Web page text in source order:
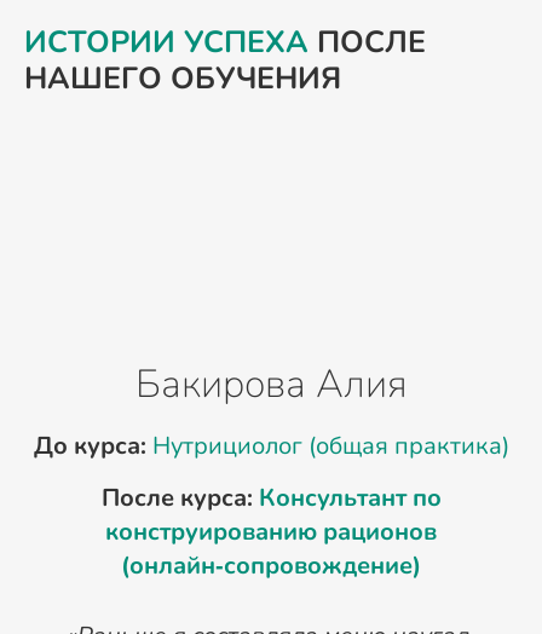
ИСТОРИИ УСПЕХА ПОСЛЕ
НАШЕГО ОБУЧЕНИЯ
Бакирова Алия
До курса: Нутрициолог (общая практика)
После курса: Консультант по
конструированию рационов
(онлайн‑сопровождение)